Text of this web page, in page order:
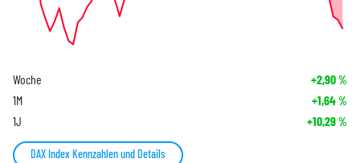
Woche +2,90%
1M +1,64%
1J +10,29%
DAX Index Kennzahlen und Details